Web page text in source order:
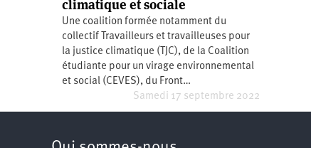
Hôpitaux
SNCF
Services
publics
LGBTI
Santé
Vidéos
Dans
mon
département
Nord
Amérique
latine
Asie
Europe
climatique et sociale
Une coalition formée notamment du
collectif Travailleurs et travailleuses pour
la justice climatique (TJC), de la Coalition
étudiante pour un virage environnemental
et social (CEVES), du Front…
Samedi 17 septembre 2022